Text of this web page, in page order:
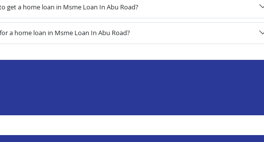
a home loan in Msme Loan In Abu Road?
a home loan in Msme Loan In Abu Road?